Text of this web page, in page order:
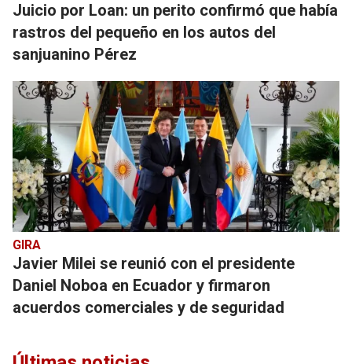
Juicio por Loan: un perito confirmó que había
rastros del pequeño en los autos del
sanjuanino Pérez
GIRA
Javier Milei se reunió con el presidente
Daniel Noboa en Ecuador y firmaron
acuerdos comerciales y de seguridad